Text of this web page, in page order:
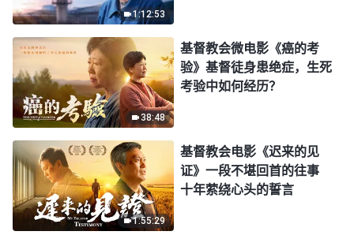
1:12:53
38:48
基督教会微电影《癌的考
验》基督徒身患绝症，生死
考验中如何经历？
1:55:29
基督教会电影《迟来的见
证》一段不堪回首的往事
十年萦绕心头的誓言